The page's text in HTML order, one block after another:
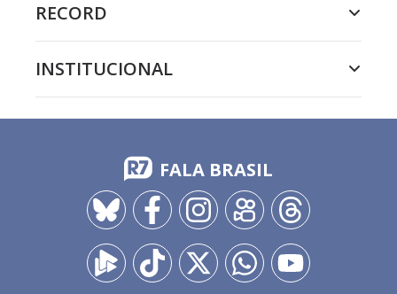
RECORD
INSTITUCIONAL
FALA BRASIL